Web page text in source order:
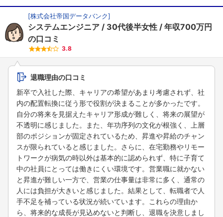
[株式会社帝国データバンク]
システムエンジニア 30代後半女性
年収700万円
の口コミ
3.8
退職理由の口コミ
新卒で入社した際、キャリアの希望があまり考慮されず、社
内の配置転換に従う形で役割が決まることが多かったです。
自分の将来を見据えたキャリア形成が難しく、将来の展望が
不透明に感じました。また、年功序列の文化が根強く、上層
部のポジションが固定されているため、昇進や昇給のチャン
スが限られていると感じました。さらに、在宅勤務やリモー
トワークが病気の時以外は基本的に認められず、特に子育て
中の社員にとっては働きにくい環境です。営業職に就かない
と昇進が難しい一方で、営業の仕事量は非常に多く、通常の
人には負担が大きいと感じました。結果として、転職者で人
手不足を補っている状況が続いています。これらの理由か
ら、将来的な成長が見込めないと判断し、退職を決意しまし